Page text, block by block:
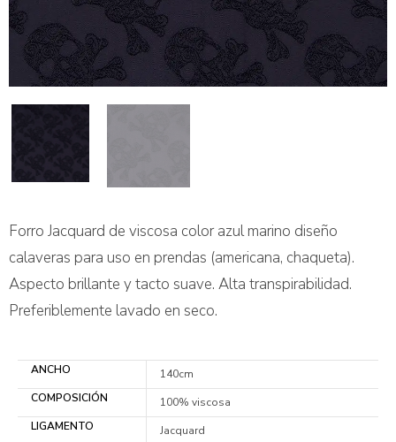
Forro Jacquard de viscosa color azul marino diseño
calaveras para uso en prendas (americana, chaqueta).
Aspecto brillante y tacto suave. Alta transpirabilidad.
Preferiblemente lavado en seco.
ANCHO
140cm
COMPOSICIÓN
100% viscosa
LIGAMENTO
Jacquard